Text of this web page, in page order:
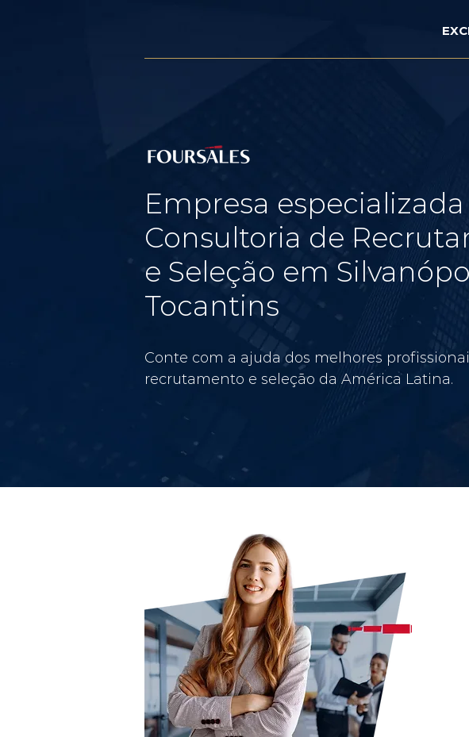
Empresa
Consultoria de
e Seleção em
Tocantins
Conte com a ajuda dos melhores
recrutamento e seleção da América Latina.